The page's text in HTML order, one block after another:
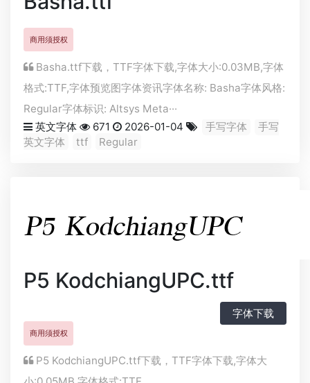
商用须授权
Basha.ttf下载， TTF字体下载,字体大小:0.03MB,字体
格式:TTF,字体预览图字体资讯字体名称: Basha字体风格:
Regular字体标识: Altsys Meta···
英文字体
671 2026-01-04 手写字体
手写
英文字体
ttf Regular
P5 KodchiangUPC.ttf
字体下载
商用须授权
P5 KodchiangUPC.ttf下载， TTF字体下载,字体大